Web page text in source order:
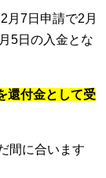
月7日申請で2月
5日の入金とな
還付金として受
間に合います